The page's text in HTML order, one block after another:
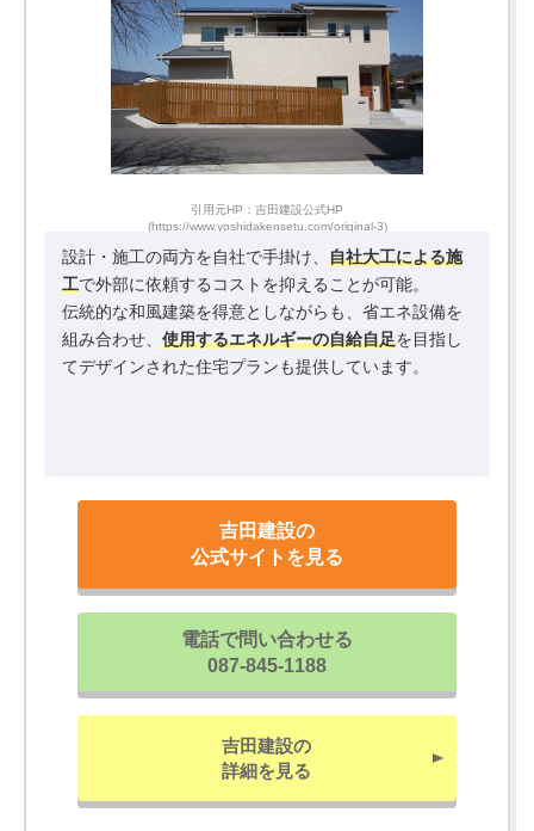
引用元HP：吉田建設公式HP
(https://www.yoshidakensetu.com/original-3)
設計・施工の両方を自社で手掛け、 自社大工による施
工で外部に依頼するコストを抑えることが可能。
伝統的な和風建築を得意としながらも、省エネ設備を
組み合わせ、 使用するエネルギーの自給自足を目指し
てデザインされた住宅プランも提供しています。
吉田建設の
公式サイトを見る
電話で問い合わせる
087-845-1188
吉田建設の
詳細を見る